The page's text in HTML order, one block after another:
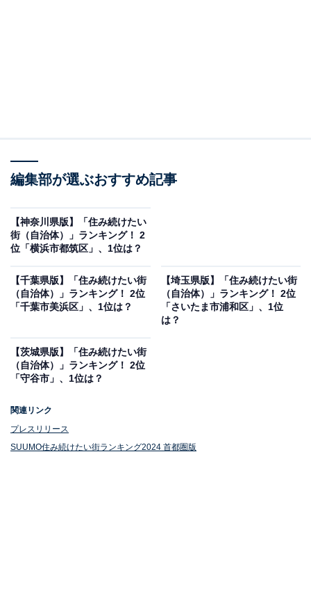
1位：東京都武蔵野市
の東端に位置し、杉並区、練馬区、三鷹市などと隣接す
る自治体です。JR線と私鉄の複数路線が利用可能で、新
宿駅や渋谷駅までアクセスしやすい立地となっていま
編集部が選ぶおすすめ記事
【神奈川県版】「住み続けたい
街（自治体）」ランキング！ 2
位「横浜市都筑区」、1位は？
【千葉県版】「住み続けたい街
（自治体）」ランキング！ 2位
「千葉市美浜区」、1位は？
【埼玉県版】「住み続けたい街
（自治体）」ランキング！ 2位
「さいたま市浦和区」、1位
は？
【茨城県版】「住み続けたい街
（自治体）」ランキング！ 2位
「守谷市」、1位は？
関連リンク
プレスリリース
SUUMO住み続けたい街ランキング2024 首都圏版